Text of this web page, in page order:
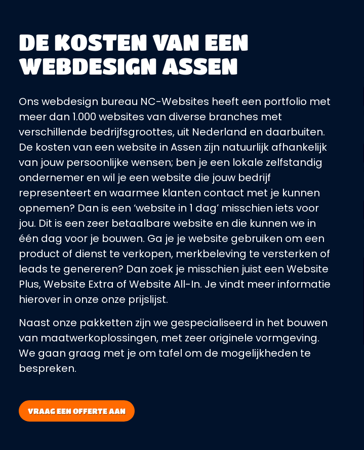
DE KOSTEN VAN EEN
WEBDESIGN ASSEN
Ons webdesign bureau NC-Websites heeft een portfolio met
meer dan 1.000 websites van diverse branches met
verschillende bedrijfsgroottes, uit Nederland en daarbuiten.
De kosten van een website in Assen zijn natuurlijk afhankelijk
van jouw persoonlijke wensen; ben je een lokale zelfstandig
ondernemer en wil je een website die jouw bedrijf
representeert en waarmee klanten contact met je kunnen
opnemen? Dan is een ‘website in 1 dag’ misschien iets voor
jou. Dit is een zeer betaalbare website en die kunnen we in
één dag voor je bouwen. Ga je je website gebruiken om een
product of dienst te verkopen, merkbeleving te versterken of
leads te genereren? Dan zoek je misschien juist een Website
Plus, Website Extra of Website All-In. Je vindt meer informatie
hierover in onze onze prijslijst.
Naast onze pakketten zijn we gespecialiseerd in het bouwen
van maatwerkoplossingen, met zeer originele vormgeving.
We gaan graag met je om tafel om de mogelijkheden te
bespreken.
VRAAG EEN OFFERTE AAN